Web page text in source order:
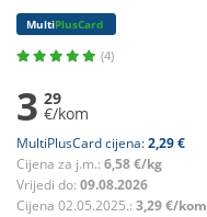
MultiPlusCard
(4)
3 29
€/kom
MultiPlusCard cijena:2,29 €
Cijena za j.m.: 6,58 €/kg
Vrijedi do: 09.08.2026
Cijena 02.05.2025.: 3,29 €/kom